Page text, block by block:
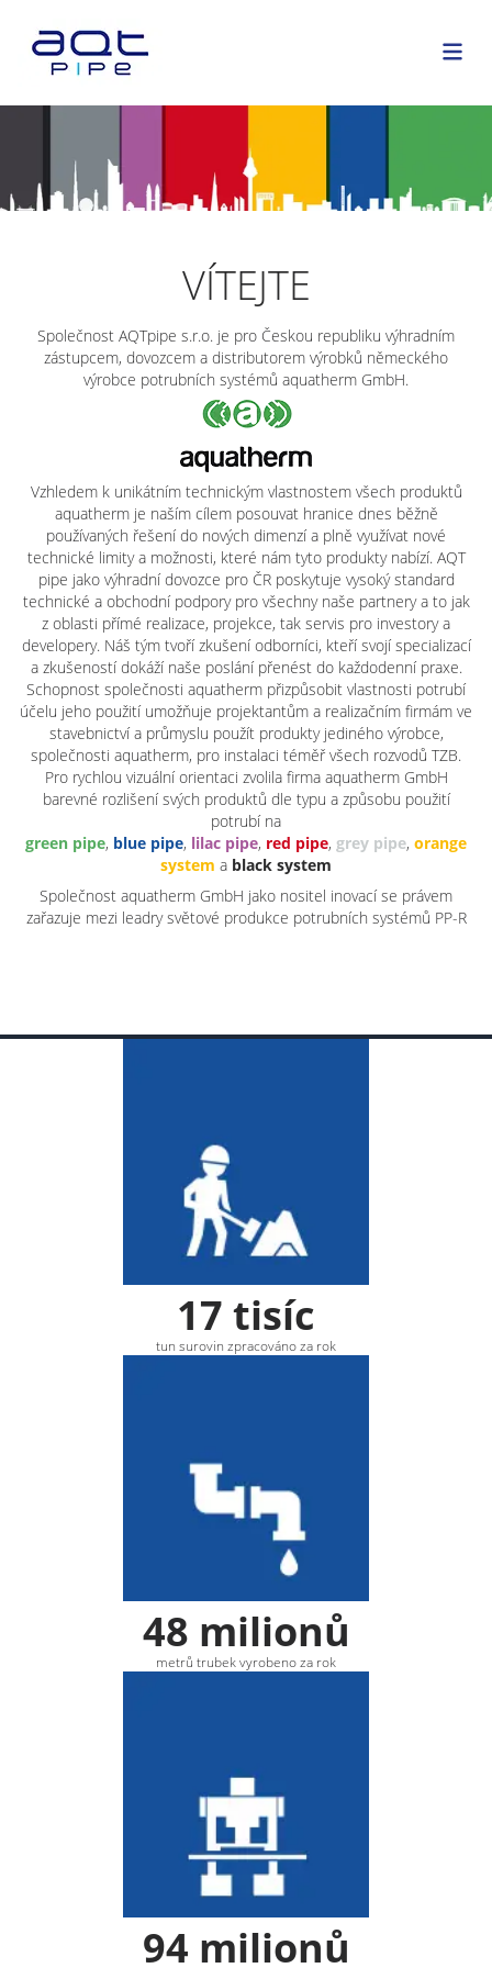
VÍTEJTE
Společnost AQTpipe s.r.o. je pro Českou republiku výhradním
zástupcem, dovozcem a distributorem výrobků německého
výrobce potrubních systémů aquatherm GmbH.
Vzhledem k unikátním technickým vlastnostem všech produktů
aquatherm je naším cílem posouvat hranice dnes běžně
používaných řešení do nových dimenzí a plně využívat nové
technické limity a možnosti, které nám tyto produkty nabízí. AQT
pipe jako výhradní dovozce pro ČR poskytuje vysoký standard
technické a obchodní podpory pro všechny naše partnery a to jak
z oblasti přímé realizace, projekce, tak servis pro investory a
developery. Náš tým tvoří zkušení odborníci, kteří svojí specializací
a zkušeností dokáží naše poslání přenést do každodenní praxe.
Schopnost společnosti aquatherm přizpůsobit vlastnosti potrubí
účelu jeho použití umožňuje projektantům a realizačním firmám ve
stavebnictví a průmyslu použít produkty jediného výrobce,
společnosti aquatherm, pro instalaci téměř všech rozvodů TZB.
Pro rychlou vizuální orientaci zvolila firma aquatherm GmbH
barevné rozlišení svých produktů dle typu a způsobu použití
potrubí na
green pipe, blue pipe, lilac pipe, red pipe, grey pipe, orange
system a black system
Společnost aquatherm GmbH jako nositel inovací se právem
zařazuje mezi leadry světové produkce potrubních systémů PP-R
17 tisíc
tun surovin zpracováno za rok
48 milionů
metrů trubek vyrobeno za rok
94 milionů